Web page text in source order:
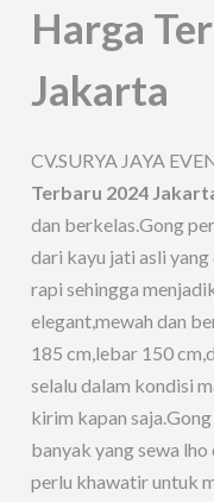
Harga
Jakarta
CV.SURYA JAYA
Terbaru 2024
dan berkelas.Gong
dari kayu jati asli
rapi sehingga
elegant,mewah dan
185 cm,lebar 150
selalu dalam kondisi
kirim kapan
banyak yang sewa
perlu khawatir untuk